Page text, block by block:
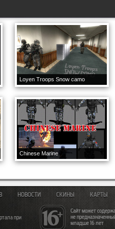
Loyen Troops Snow camo
Chinese Marine
Сайт может
не
младше 16 лет
НОВОСТИ СКИНЫ КАРТЫ
при